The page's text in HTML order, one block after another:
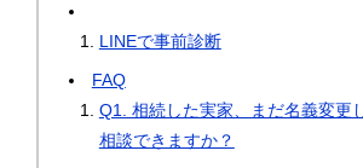
LINEで事前診断
FAQ
Q1. 相続した実家、まだ名義変更
相談できますか？